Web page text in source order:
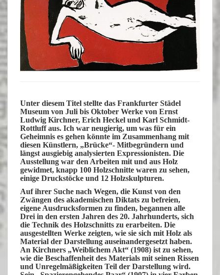
Unter diesem Titel stellte das Frankfurter Städel
Museum von Juli bis Oktober Werke von Ernst
Ludwig Kirchner, Erich Heckel und Karl Schmidt-
Rottluffaus. Ich war neugierig, um was für ein
Geheimnis es gehen könnte im Zusammenhang mit
diesen Künstlern, „Brücke“- Mitbegründern und
längst ausgiebig analysierten Expressionisten. Die
Ausstellung war den Arbeiten mit und aus Holz
gewidmet, knapp 100 Holzschnitte waren zu sehen,
einige Druckstöcke und 12 Holzskulpturen.
Auf ihrer Suche nach Wegen, die Kunst von den
Zwängen des akademischen Diktats zu befreien,
eigene Ausdrucksformen zu finden, begannen alle
Drei in den ersten Jahren des 20. Jahrhunderts, sich
die Technik des Holzschnitts zu erarbeiten. Die
ausgestellten Werke zeigten, wie sie sich mit Holz als
Material der Darstellung auseinandergesetzt haben.
An Kirchners „Weiblichem Akt“ (1908) ist zu sehen,
wie die Beschaffenheit des Materials mit seinen Rissen
und Unregelmäßigkeiten Teil der Darstellung wird.